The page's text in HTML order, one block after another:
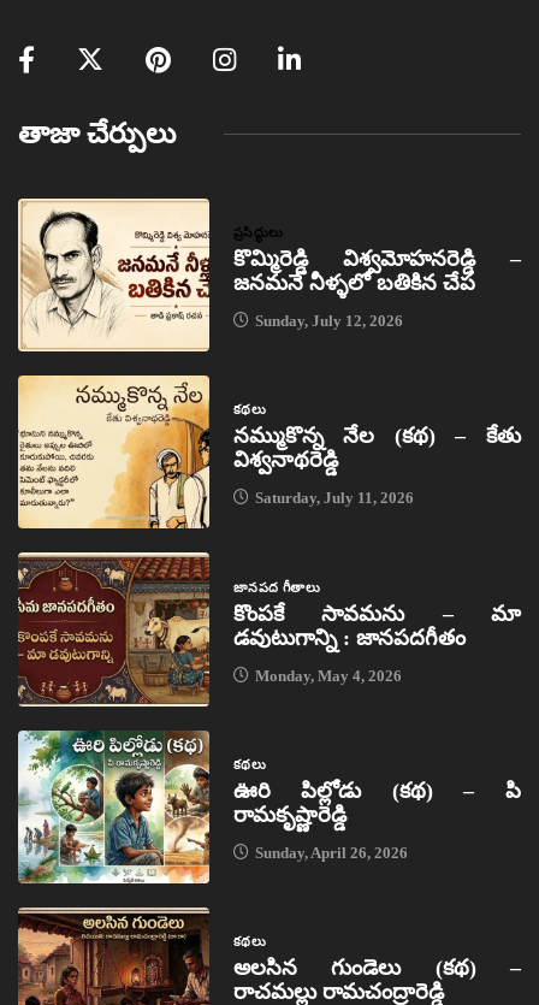
తాజా చేర్పులు
ప్రసిద్ధులు
కొమ్మిరెడ్డి విశ్వమోహనరెడ్డి –
జనమనే నీళ్ళలో బతికిన చేప
Sunday, July 12, 2026
కథలు
నమ్ముకొన్న నేల (కథ) – కేతు
విశ్వనాథరెడ్డి
Saturday, July 11, 2026
జానపద గీతాలు
కొంపకే సావమను – మా
డవుటుగాన్ని : జానపదగీతం
Monday, May 4, 2026
కథలు
ఊరి పిల్లోడు (కథ) – పి
రామకృష్ణారెడ్డి
Sunday, April 26, 2026
కథలు
అలసిన గుండెలు (కథ) –
రాచమల్లు రామచంద్రారెడ్డి